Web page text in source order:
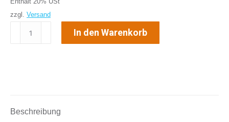
zzgl. Versand
Tracker
In den Warenkorb
Beschreibung